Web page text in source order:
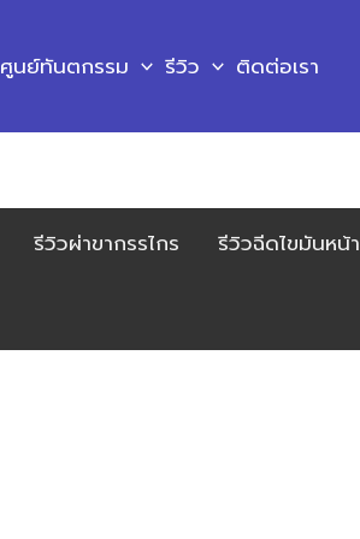
ศูนย์ทันตกรรม รีวิว ติดต่อเรา
รีวิวผ่าขากรรไกร รีวิวฉีดไขมันหน้า